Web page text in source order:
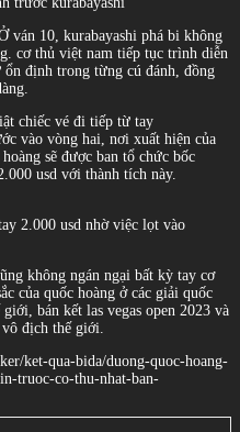
ván 10, kurabayashi phá bi không
cơ thủ việt nam tiếp tục trình diễn
định trong từng cú đánh, đồng
chiếc vé đi tiếp từ tay
vào vòng hai, nơi xuất hiện của
sẽ được ban tổ chức bốc
usd với thành tích này.
2.000 usd nhờ việc lọt vào
không ngán ngại bất kỳ tay cơ
của quốc hoàng ở các giải quốc
bán kết las vegas open 2023 và
địch thế giới.
ket-qua-bida/duong-quoc-hoang-
truoc-co-thu-nhat-ban-